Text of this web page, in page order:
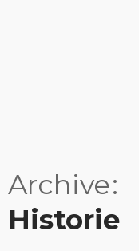
Archive
Historie